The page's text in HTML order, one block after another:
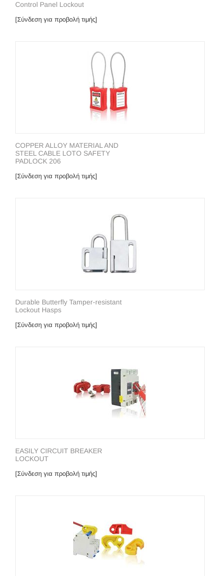
Control Panel Lockout
[Σύνδεση για προβολή τιμής]
COPPER ALLOY MATERIAL AND
STEEL CABLE LOTO SAFETY
PADLOCK 206
[Σύνδεση για προβολή τιμής]
Durable Butterfly Tamper-resistant
Lockout Hasps
[Σύνδεση για προβολή τιμής]
EASILY CIRCUIT BREAKER
LOCKOUT
[Σύνδεση για προβολή τιμής]